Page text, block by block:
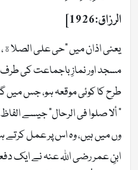
الرزاق:1926]
یعنی اذان میں “حی علی
مسجد اور نمازِ باجماعت کی
طرح کا کوئی موقعہ ہو، جس میں
” ألا صلوا فی الرحال” جیسے
وں میں ہیں، وہ اس پر عمل کرتے
ابنِ عمر رضی اللہ عنہ نے ایک